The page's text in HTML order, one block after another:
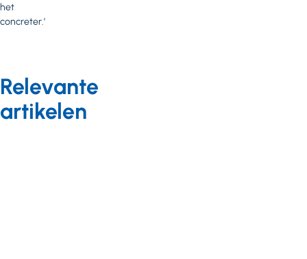
het
concreter.’
Relevante
artikelen